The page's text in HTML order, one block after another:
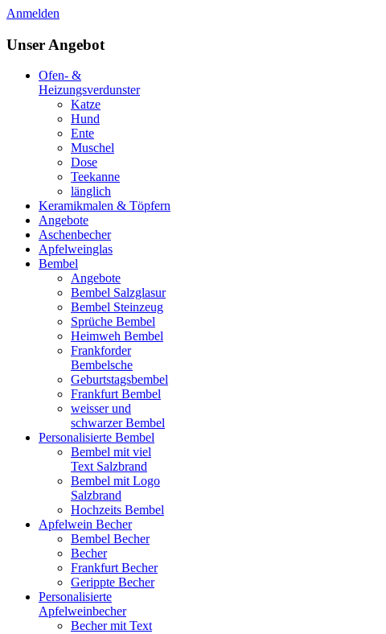
Anmelden
Unser Angebot
Ofen- &
Heizungsverdunster
Katze
Hund
Ente
Muschel
Dose
Teekanne
länglich
Keramikmalen & Töpfern
Angebote
Aschenbecher
Apfelweinglas
Bembel
Angebote
Bembel Salzglasur
Bembel Steinzeug
Sprüche Bembel
Heimweh Bembel
Frankforder
Bembelsche
Geburtstagsbembel
Frankfurt Bembel
weisser und
schwarzer Bembel
Personalisierte Bembel
Bembel mit viel
Text Salzbrand
Bembel mit Logo
Salzbrand
Hochzeits Bembel
Apfelwein Becher
Bembel Becher
Becher
Frankfurt Becher
Gerippte Becher
Personalisierte
Apfelweinbecher
Becher mit Text